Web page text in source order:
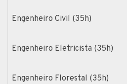
Engenheiro Civil (35h)
Engenheiro Eletricista (35h)
Engenheiro Florestal (35h)